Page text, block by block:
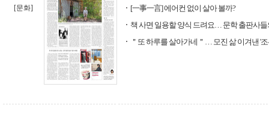
[문화]
[一事一言] 에어컨 없이 살아 볼까?
책 사면 일용할 양식 드려요… 문학 출판사들
＂또 하루를 살아가네＂… 모진 삶 이겨낸 '